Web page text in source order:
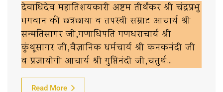
देवाधिदेव महातिशयकारी अष्टम तीर्थंकर श्री चंद्रप्रभु
भगवान की छत्रछाया व तपस्वी सम्राट आचार्य श्री
सन्मतिसागर जी,गणाधिपति गणधराचार्य श्री
कुंथूसागर जी,वैज्ञानिक धर्मचार्य श्री कनकनंदी जी
व प्रज्ञायोगी आचार्य श्री गुप्तिनंदी जी,चतुर्थ…
Read More